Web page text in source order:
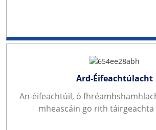
Ard-Éifeachtúlacht
An-éifeachtúil, ó
mheascáin go rith